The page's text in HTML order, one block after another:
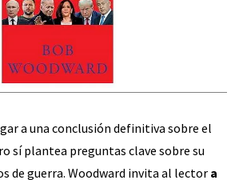
a una conclusión definitiva sobre el
sí plantea preguntas clave sobre su
de guerra. Woodward invita al lector a